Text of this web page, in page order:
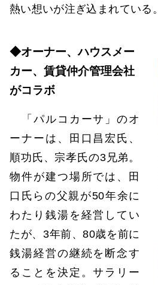
熱い想いが注ぎ込まれている。
◆オーナー、ハウスメー
カー、賃貸仲介管理会社
がコラボ
「パルコカーサ」のオ
ーナーは、田口昌宏氏、
順功氏、宗孝氏の3兄弟。
物件が建つ場所では、田
口氏らの父親が50年余に
わたり銭湯を経営してい
たが、3年前、80歳を前に
銭湯経営の継続を断念す
ることを決定。サラリー